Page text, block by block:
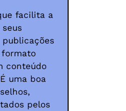
facilita a
conteúdo
uma boa
pelos